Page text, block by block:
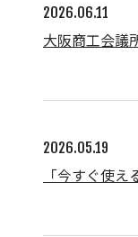
2026.06.11
大阪商工会議
2026.05.19
「今すぐ使